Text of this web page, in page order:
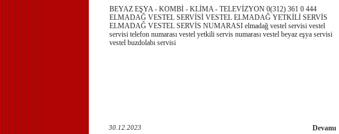
BEYAZ EŞYA - KOMBİ - KLİMA - TELEVİZYON 0(312) 361 0 444
ELMADAĞ VESTEL SERVİSİ VESTEL ELMADAĞ YETKİLİ SERVİS
ELMADAĞ VESTEL SERVİS NUMARASI elmadağ vestel servisi vestel
servisi telefon numarası vestel yetkili servis numarası vestel beyaz eşya servisi
vestel buzdolabı servisi
30.12.2023 Devamı